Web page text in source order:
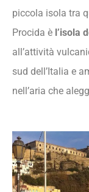
piccola isola tra
Procida è l’isola
all’attività
sud dell’Italia e
nell’aria che